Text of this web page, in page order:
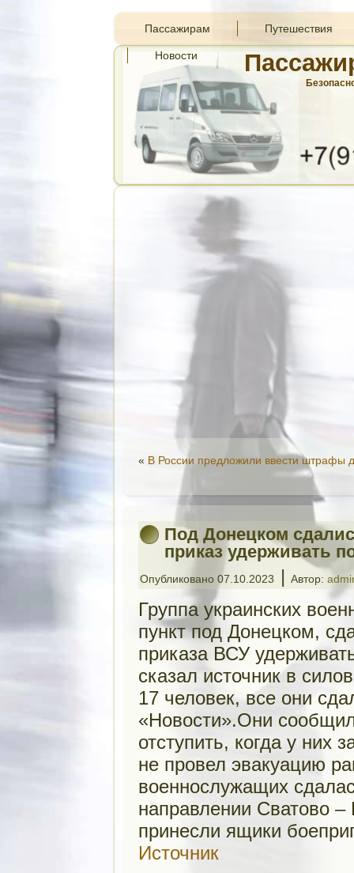
Пассажирам Путешествия
Новости
« В России предложили ввести штрафы
Под Донецком
приказ удерживать
Опубликовано 07.10.2023 | Автор:
Группа украинских
пункт под Донецком,
приказа ВСУ
сказал источник в
17 человек, все они
«Новости».Они
отступить, когда у них
не провел эвакуацию
военнослужащих
направлении Сватово
принесли ящики
Источник